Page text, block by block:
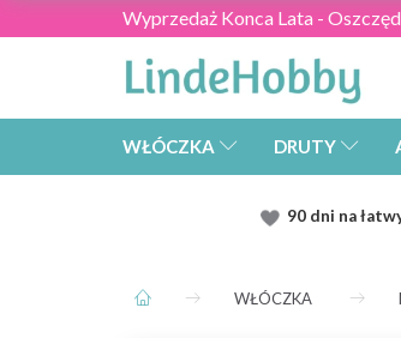
Wyprzedaż Konca Lata -
WŁÓCZKA DRUTY
90 dni na
WŁÓCZKA